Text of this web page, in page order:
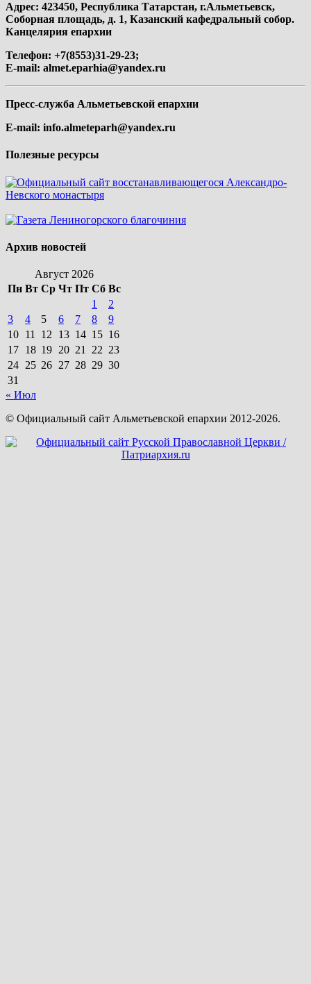
Адрес: 423450, Республика Татарстан, г.Альметьевск,
Соборная площадь, д. 1, Казанский кафедральный собор.
Канцелярия епархии
Телефон: +7(8553)31-29-23;
E-mail: almet.eparhia@yandex.ru
Пресс-служба Альметьевской епархии
E-mail: info.almeteparh@yandex.ru
Полезные ресурсы
Архив новостей
Август 2026
Пн Вт Ср Чт Пт Сб Вс
1
2
3
4 5 6 7 8
9
10 11 12 13 14 15 16
17 18 19 20 21 22 23
24 25 26 27 28 29 30
31
« Июл
© Официальный сайт Альметьевской епархии 2012-2026.